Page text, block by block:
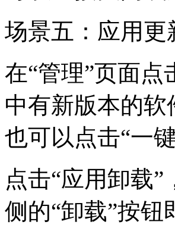
场景五：应用更
在“管理”页面点
中有新版本的软
也可以点击“一
点击“应用卸载
侧的“卸载”按